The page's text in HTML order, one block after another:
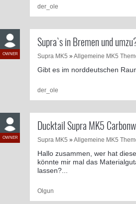
der_ole
OWNER
Supra`s in Bremen und
Supra MK5 »Allgemeine MK5
Gibt es im norddeutschen
der_ole
OWNER
Ducktail Supra MK5
Supra MK5 »Allgemeine MK5
Hallo zusammen, wer hat
könnte mir mal das
lassen?...
Olgun